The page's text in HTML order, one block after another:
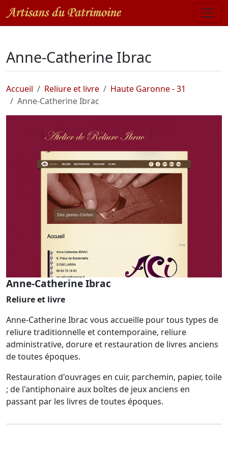
Anne-Catherine Ibrac
Accueil Reliure et livre
Haute Garonne - 31
Anne-Catherine Ibrac
Anne-Catherine Ibrac
Reliure et livre
Anne-Catherine Ibrac vous accueille pour tous types de
reliure traditionnelle et contemporaine, reliure
administrative, dorure et restauration de livres anciens
de toutes époques.
Restauration d'ouvrages en cuir, parchemin, papier, toile
; de l'antiphonaire aux boîtes de jeux anciens en
passant par les livres de toutes époques.